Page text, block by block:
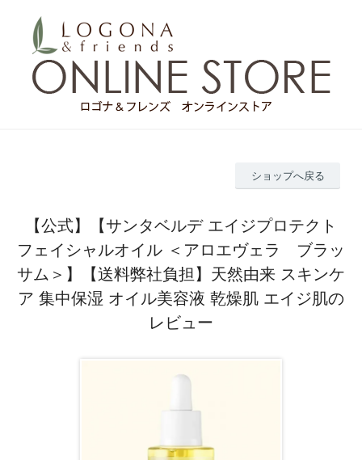
ショップへ戻る
【公式】【サンタベルデ エイジプロテクト
フェイシャルオイル ＜アロエヴェラ ブラッ
サム＞】【送料弊社負担】天然由来 スキンケ
ア 集中保湿 オイル美容液 乾燥肌 エイジ肌の
レビュー